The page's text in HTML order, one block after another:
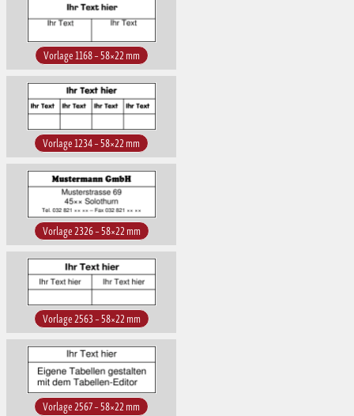
Vorlage 1168 – 58×22 mm
Vorlage 1234 – 58×22 mm
Vorlage 2326 – 58×22 mm
Vorlage 2563 – 58×22 mm
Vorlage 2567 – 58×22 mm